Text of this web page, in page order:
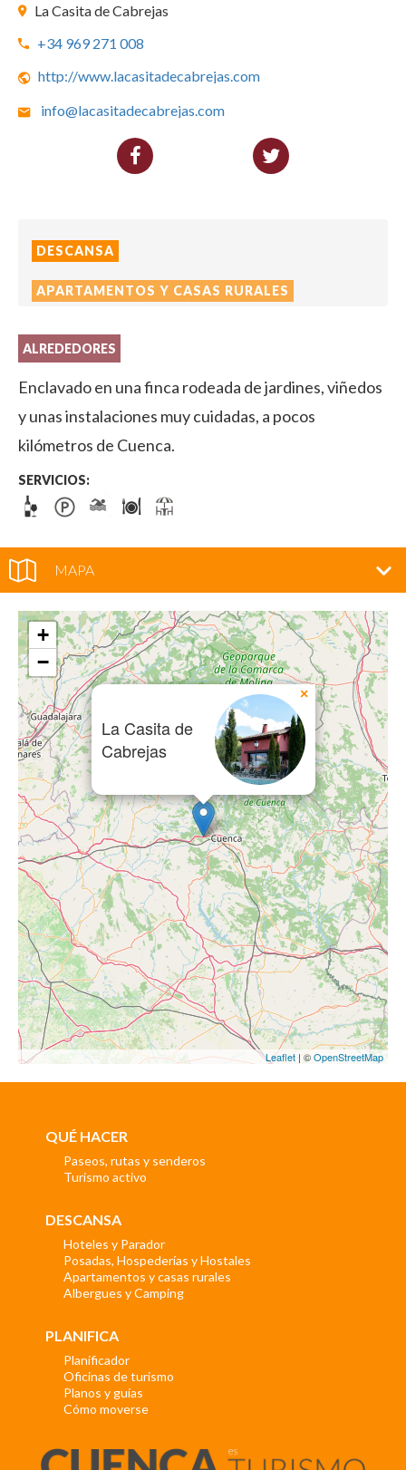
La Casita de Cabrejas
+34 969 271 008
http://www.lacasitadecabrejas.com
info@lacasitadecabrejas.com
DESCANSA
APARTAMENTOS Y CASAS RURALES
ALREDEDORES
Enclavado en una finca rodeada de jardines, viñedos
y unas instalaciones muy cuidadas, a pocos
kilómetros de Cuenca.
SERVICIOS:
MAPA
La Casita de
Cabrejas
×
+
−
Leaflet| ©OpenStreetMap
QUÉ HACER
Paseos, rutas y senderos
Turismo activo
DESCANSA
Hoteles y Parador
Posadas, Hospederías y Hostales
Apartamentos y casas rurales
Albergues y Camping
PLANIFICA
Planificador
Oficinas de turismo
Planos y guías
Cómo moverse